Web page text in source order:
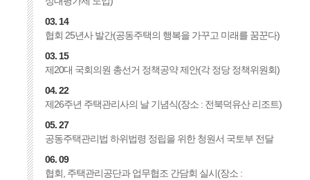
03. 14
협회 25년사 발간(공동주택의 행복을 가꾸고 미래를 꿈꾼다)
03. 15
제20대 국회의원 총선거 정책공약 제안(각 정당 정책위원회)
04. 22
제26주년 주택관리사의 날 기념식(장소 : 전북덕유산 리조트)
05. 27
공동주택관리법 하위법령 정립을 위한 청원서 국토부 전달
06. 09
협회, 주택관리공단과 업무협조 간담회 실시(장소 :